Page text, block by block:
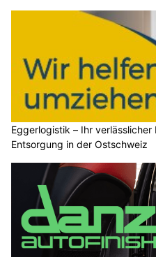
Eggerlogistik – Ihr
Entsorgung in der Ostschweiz